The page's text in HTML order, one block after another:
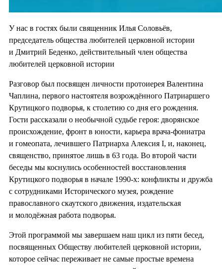
У нас в гостях были священник Илья Соловьёв,
председатель общества любителей церковной истории
и Дмитрий Беденко, действительный член общества
любителей церковной истории
Разговор был посвящен личности протоиерея Валентина
Чаплина, первого настоятеля возрождённого Патриаршего
Крутицкого подворья, к столетию со дня его рождения.
Гости рассказали о необычной судьбе героя: дворянское
происхождение, фронт в юности, карьера врача-фониатра
и гомеопата, лечившего Патриарха Алексия I, и, наконец,
священство, принятое лишь в 63 года. Во второй части
беседы мы коснулись особенностей восстановления
Крутицкого подворья в начале 1990-х: конфликты и дружба
с сотрудниками Исторического музея, рождение
православного скаутского движения, издательская
и молодёжная работа подворья.
Этой программой мы завершаем наш цикл из пяти бесед,
посвященных Обществу любителей церковной истории,
которое сейчас переживает не самые простые времена